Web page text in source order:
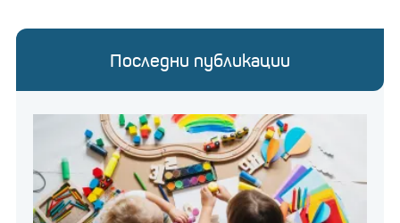
Последни публикации